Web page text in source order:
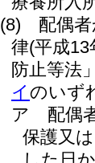
(8)
配偶
律(平成
防止等法
イ のいず
ア
配偶
保護又